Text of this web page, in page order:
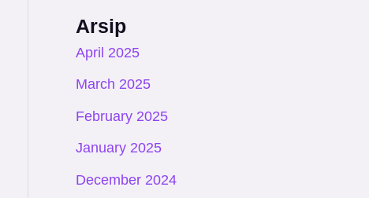
Arsip
April 2025
March 2025
February 2025
January 2025
December 2024